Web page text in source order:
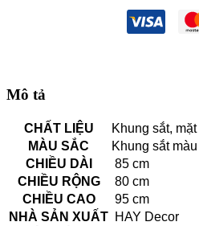
Mô tả
CHẤT LIỆU
Khung sắt,
MÀU SẮC
Khung sắt
CHIỀU DÀI
85 cm
CHIỀU RỘNG
80 cm
CHIỀU CAO
95 cm
NHÀ SẢN XUẤT HAY Decor